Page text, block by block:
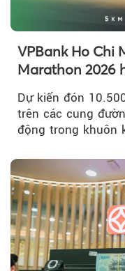
VPBank Ho Chi
Marathon 2026
hoạt động đa
Dự kiến đón
trên các cung
động trong khuôn